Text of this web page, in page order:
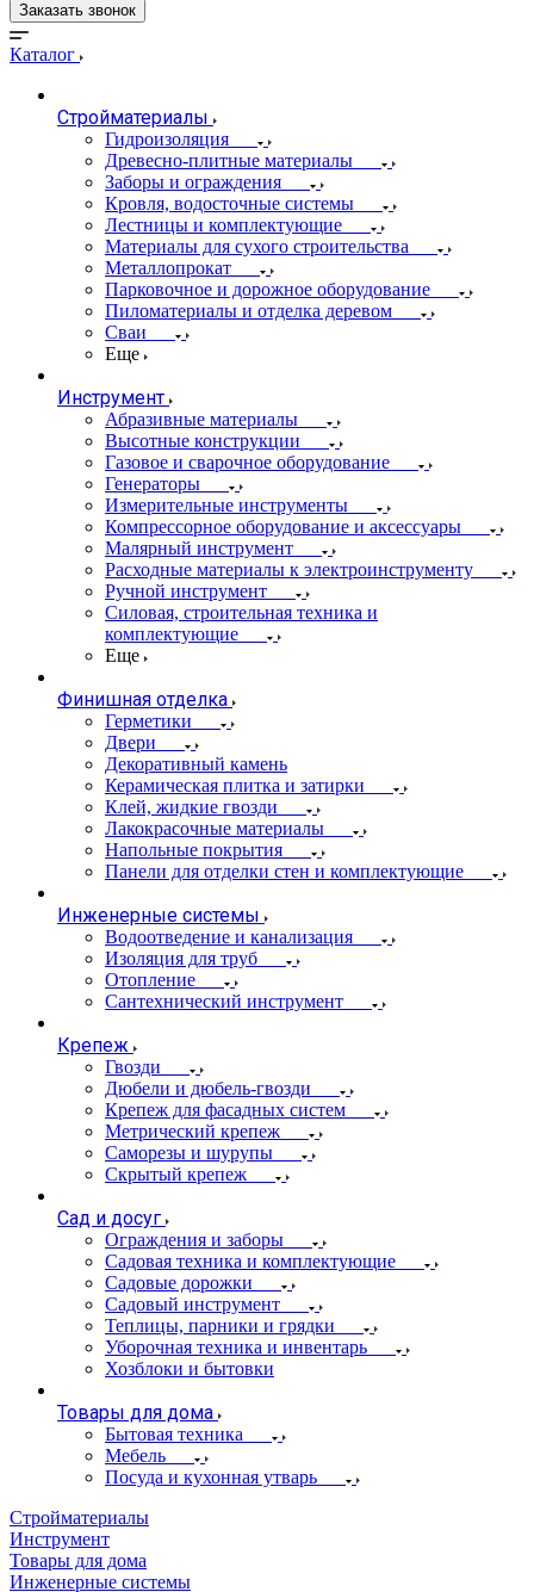
Заказать звонок
Каталог
Стройматериалы
Гидроизоляция
Древесно-плитные материалы
Заборы и ограждения
Кровля, водосточные системы
Лестницы и комплектующие
Материалы для сухого строительства
Металлопрокат
Парковочное и дорожное оборудование
Пиломатериалы и отделка деревом
Сваи
Еще
Инструмент
Абразивные материалы
Высотные конструкции
Газовое и сварочное оборудование
Генераторы
Измерительные инструменты
Компрессорное оборудование и аксессуары
Малярный инструмент
Расходные материалы к электроинструменту
Ручной инструмент
Силовая, строительная техника и
комплектующие
Еще
Финишная отделка
Герметики
Двери
Декоративный камень
Керамическая плитка и затирки
Клей, жидкие гвозди
Лакокрасочные материалы
Напольные покрытия
Панели для отделки стен и комплектующие
Инженерные системы
Водоотведение и канализация
Изоляция для труб
Отопление
Сантехнический инструмент
Крепеж
Гвозди
Дюбели и дюбель-гвозди
Крепеж для фасадных систем
Метрический крепеж
Саморезы и шурупы
Скрытый крепеж
Сад и досуг
Ограждения и заборы
Садовая техника и комплектующие
Садовые дорожки
Садовый инструмент
Теплицы, парники и грядки
Уборочная техника и инвентарь
Хозблоки и бытовки
Товары для дома
Бытовая техника
Мебель
Посуда и кухонная утварь
Стройматериалы
Инструмент
Товары для дома
Инженерные системы